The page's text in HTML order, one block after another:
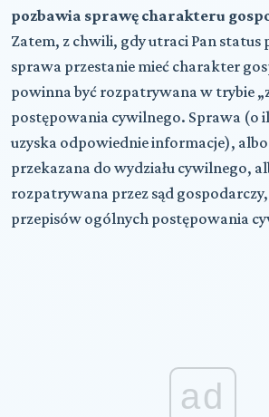
pozbawia sprawę charakteru
Zatem, z chwili, gdy utraci Pan status
sprawa przestanie mieć charakter
powinna być rozpatrywana w trybie
postępowania cywilnego. Sprawa (o
uzyska odpowiednie informacje),
przekazana do wydziału cywilnego,
rozpatrywana przez sąd gospodarczy,
przepisów ogólnych postępowania
ad